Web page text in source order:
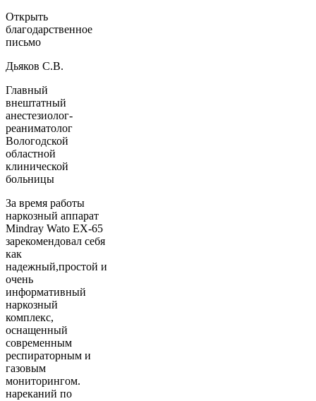
Открыть
благодарственное
письмо
Дьяков С.В.
Главный
внештатный
анестезиолог-
реаниматолог
Вологодской
областной
клинической
больницы
За время работы
наркозный аппарат
Mindray Wato EX-65
зарекомендовал себя
как
надежный,простой и
очень
информативный
наркозный
комплекс,
оснащенный
современным
респираторным и
газовым
мониторингом.
нареканий по